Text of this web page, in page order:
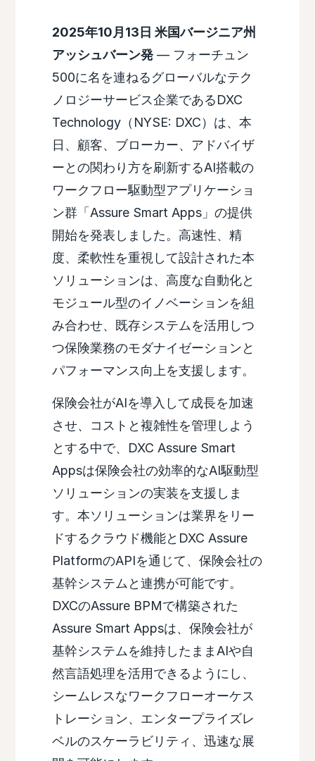
2025年10月13日 米国バージニア州
アッシュバーン発— フォーチュン
500に名を連ねるグローバルなテク
ノロジーサービス企業であるDXC
Technology（NYSE: DXC）は、本
日、顧客、ブローカー、アドバイザ
ーとの関わり方を刷新するAI搭載の
ワークフロー駆動型アプリケーショ
ン群「Assure Smart Apps」の提供
開始を発表しました。高速性、精
度、柔軟性を重視して設計された本
ソリューションは、高度な自動化と
モジュール型のイノベーションを組
み合わせ、既存システムを活用しつ
つ保険業務のモダナイゼーションと
パフォーマンス向上を支援します。
保険会社がAIを導入して成長を加速
させ、コストと複雑性を管理しよう
とする中で、DXC Assure Smart
Appsは保険会社の効率的なAI駆動型
ソリューションの実装を支援しま
す。本ソリューションは業界をリー
ドするクラウド機能とDXC Assure
PlatformのAPIを通じて、保険会社の
基幹システムと連携が可能です。
DXCのAssure BPMで構築された
Assure Smart Appsは、保険会社が
基幹システムを維持したままAIや自
然言語処理を活用できるようにし、
シームレスなワークフローオーケス
トレーション、エンタープライズレ
ベルのスケーラビリティ、迅速な展